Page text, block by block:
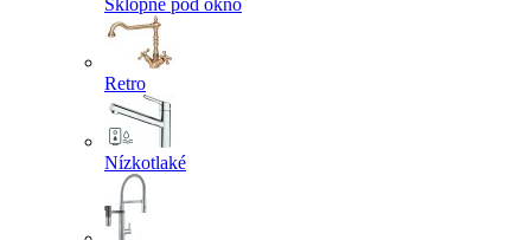
Sklopné pod okno
Retro
Nízkotlaké